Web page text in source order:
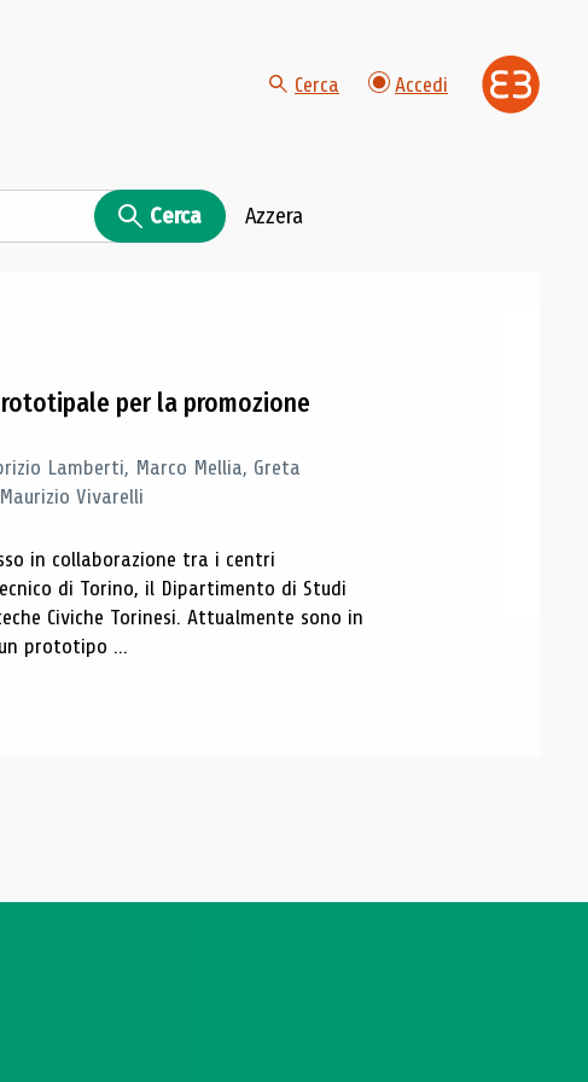
Cerca Accedi
Cerca Azzera
per la promozione
Lamberti, Marco Mellia, Greta
Vivarelli
in collaborazione tra i centri
di Torino, il Dipartimento di Studi
Civiche Torinesi. Attualmente sono in
prototipo ...